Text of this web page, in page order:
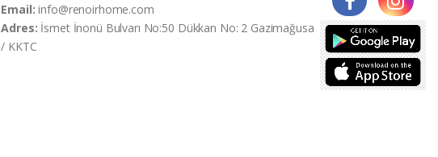
Email:info@renoirhome.com
Adres: İsmet İnonü Bulvarı No:50 Dükkan No: 2 Gazimağusa
/ KKTC